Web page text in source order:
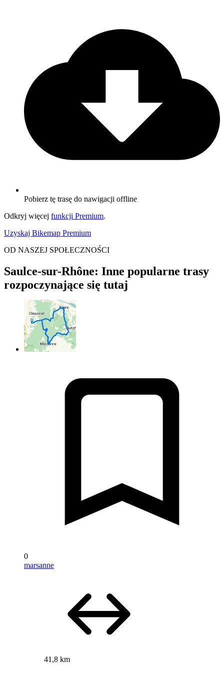
Pobierz tę trasę do nawigacji offline
Odkryj więcej funkcji Premium.
Uzyskaj Bikemap Premium
OD NASZEJ SPOŁECZNOŚCI
Saulce-sur-Rhône: Inne popularne trasy
rozpoczynające się tutaj
0
marsanne
41,8 km